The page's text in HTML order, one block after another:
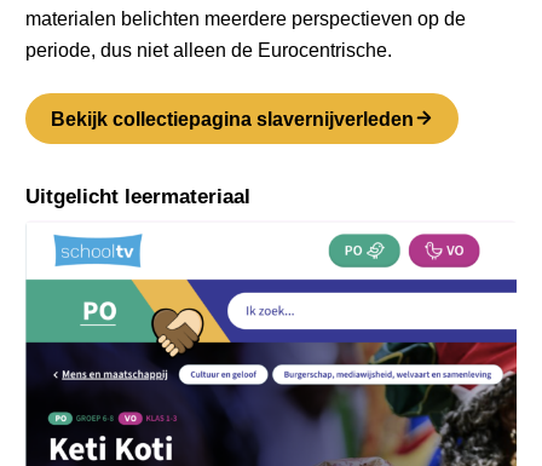
materialen belichten meerdere perspectieven op de
periode, dus niet alleen de Eurocentrische.
Bekijk collectiepagina slavernijverleden
Uitgelicht leermateriaal